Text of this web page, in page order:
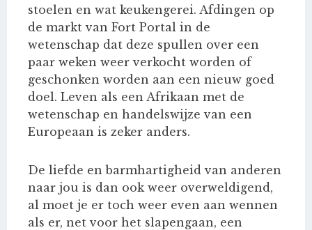
stoelen en wat keukengerei. Afdingen op
de markt van Fort Portal in de
wetenschap dat deze spullen over een
paar weken weer verkocht worden of
geschonken worden aan een nieuw goed
doel. Leven als een Afrikaan met de
wetenschap en handelswijze van een
Europeaan is zeker anders.
De liefde en barmhartigheid van anderen
naar jou is dan ook weer overweldigend,
al moet je er toch weer even aan wennen
als er, net voor het slapengaan, een